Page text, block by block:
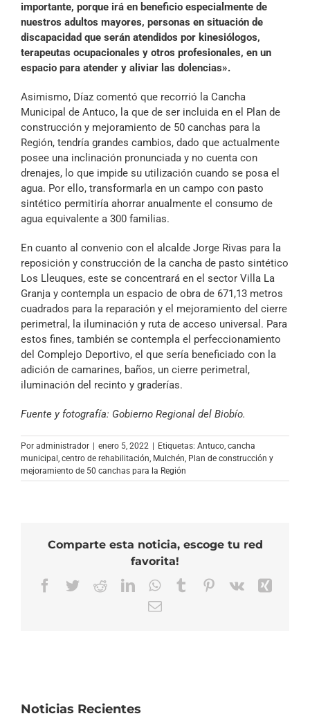
importante, porque irá en beneficio especialmente de
nuestros adultos mayores, personas en situación de
discapacidad que serán atendidos por kinesiólogos,
terapeutas ocupacionales y otros profesionales, en un
espacio para atender y aliviar las dolencias».
Asimismo, Díaz comentó que recorrió la Cancha
Municipal de Antuco, la que de ser incluida en el Plan de
construcción y mejoramiento de 50 canchas para la
Región, tendría grandes cambios, dado que actualmente
posee una inclinación pronunciada y no cuenta con
drenajes, lo que impide su utilización cuando se posa el
agua. Por ello, transformarla en un campo con pasto
sintético permitiría ahorrar anualmente el consumo de
agua equivalente a 300 familias.
En cuanto al convenio con el alcalde Jorge Rivas para la
reposición y construcción de la cancha de pasto sintético
Los Lleuques, este se concentrará en el sector Villa La
Granja y contempla un espacio de obra de 671,13 metros
cuadrados para la reparación y el mejoramiento del cierre
perimetral, la iluminación y ruta de acceso universal. Para
estos fines, también se contempla el perfeccionamiento
del Complejo Deportivo, el que sería beneficiado con la
adición de camarines, baños, un cierre perimetral,
iluminación del recinto y graderías.
Fuente y fotografía: Gobierno Regional del Biobío.
Por administrador enero 5, 2022 Etiquetas: Antuco, cancha
municipal , centro de rehabilitación, Mulchén, Plan de construcción y
mejoramiento de 50 canchas para la Región
Comparte esta noticia, escoge tu red
favorita!
Facebook
TwitterRedditLinkedInWhatsApp
TumblrPinterest
Vk
Correo
Noticias Recientes